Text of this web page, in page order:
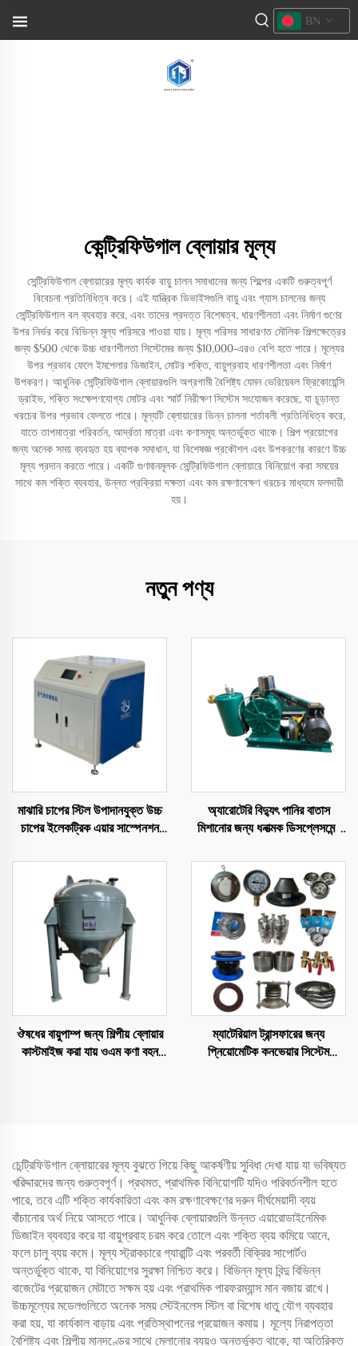
BN
কেন্ট্রিফিউগাল ব্লোয়ার মূল্য
সেন্ট্রিফিউগাল ব্লোয়ারের মূল্য কার্যক বায়ু চালন সমাধানের জন্য শিল্পের একটি গুরুত্বপূর্ণ
বিবেচনা প্রতিনিধিত্ব করে। এই যান্ত্রিক ডিভাইসগুলি বায়ু এবং গ্যাস চালনের জন্য
সেন্ট্রিফিউগাল বল ব্যবহার করে, এবং তাদের প্রদত্ত বিশেষত্ব, ধারণশীলতা এবং নির্মাণ গুণের
উপর নির্ভর করে বিভিন্ন মূল্য পরিসরে পাওয়া যায়। মূল্য পরিসর সাধারণত মৌলিক শিল্পক্ষেত্রের
জন্য $500 থেকে উচ্চ ধারণশীলতা সিস্টেমের জন্য $10,000-এরও বেশি হতে পারে। মূল্যের
উপর প্রভাব ফেলে ইমপেলার ডিজাইন, মোটর শক্তি, বায়ুপ্রবাহ ধারণশীলতা এবং নির্মাণ
উপকরণ। আধুনিক সেন্ট্রিফিউগাল ব্লোয়ারগুলি অগ্রগামী বৈশিষ্ট্য যেমন ভেরিয়েবল ফ্রিকোয়েন্সি
ড্রাইভ, শক্তি সংক্ষেপণযোগ্য মোটর এবং স্মার্ট নিরীক্ষণ সিস্টেম সংযোজন করেছে, যা চূড়ান্ত
খরচের উপর প্রভাব ফেলতে পারে। মূল্যটি ব্লোয়ারের ভিন্ন চালনা শর্তাবলী প্রতিনিধিত্ব করে,
যাতে তাপমাত্রা পরিবর্তন, আর্দ্রতা মাত্রা এবং কণাসমূহ অন্তর্ভুক্ত থাকে। শিল্প প্রয়োগের
জন্য অনেক সময় ব্যবহৃত হয় ব্যাপক সমাধান, যা বিশেষজ্ঞ প্রকৌশল এবং উপকরণের কারণে উচ্চ
মূল্য প্রদান করতে পারে। একটি গুণমানমূলক সেন্ট্রিফিউগাল ব্লোয়ারে বিনিয়োগ করা সময়ের
সাথে কম শক্তি ব্যবহার, উন্নত প্রক্রিয়া দক্ষতা এবং কম রক্ষণাবেক্ষণ খরচের মাধ্যমে ফলদায়ী
হয়।
নতুন পণ্য
মাঝারি চাপের স্টিল উপাদানযুক্ত উচ্চ
চাপের ইলেকট্রিক এয়ার সাস্পেনশন
অ্যারোটেরি বিদ্যুৎ পানির বাতাস
মিশানোর জন্য ধনাত্মক ডিসপ্লেসমেন্ট
ঔষধের বায়ুপাম্প জন্য শিল্পীয় ব্লোয়ার
কাস্টমাইজ করা যায় ওএম কণা বহন
ম্যাটেরিয়াল ট্রান্সফারের জন্য
প্নিয়োমেটিক কনভেয়ার সিস্টেম
চেন্ট্রিফিউগাল ব্লোয়ারের মূল্য বুঝতে গিয়ে কিছু আকর্ষণীয় সুবিধা দেখা যায় যা ভবিষ্যত
খরিদ্দারদের জন্য গুরুত্বপূর্ণ। প্রথমত, প্রাথমিক বিনিয়োগটি যদিও পরিবর্তনশীল হতে
পারে, তবে এটি শক্তি কার্যকারিতা এবং কম রক্ষণাবেক্ষণের দরুন দীর্ঘমেয়াদী ব্যয়
বাঁচানোর অর্থ নিয়ে আসতে পারে। আধুনিক ব্লোয়ারগুলি উন্নত এয়ারোডাইনেমিক
ডিজাইন ব্যবহার করে যা বায়ুপ্রবাহ চরম করে তোলে এবং শক্তি ব্যয় কমিয়ে আনে,
ফলে চালু ব্যয় কমে। মূল্য স্ট্রাকচারে গ্যারান্টি এবং পরবর্তী বিক্রির সাপোর্টও
অন্তর্ভুক্ত থাকে, যা বিনিয়োগের সুরক্ষা নিশ্চিত করে। বিভিন্ন মূল্য বিন্দু বিভিন্ন
বাজেটের প্রয়োজন মেটাতে সক্ষম হয় এবং প্রাথমিক পারফরম্যান্স মান বজায় রাখে।
উচ্চমূল্যের মডেলগুলিতে অনেক সময় স্টেইনলেস স্টিল বা বিশেষ ধাতু যৌগ ব্যবহার
করা হয়, যা কার্যকাল বাড়ায় এবং প্রতিস্থাপনের প্রয়োজন কমায়। মূল্যে নিরাপত্তা
বৈশিষ্ট্য এবং শিল্পীয় মানদণ্ডের সাথে মেলানোর ব্যয়ও অন্তর্ভুক্ত থাকে, যা অতিরিক্ত